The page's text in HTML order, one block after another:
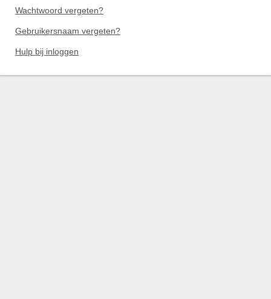
Wachtwoord vergeten?
Gebruikersnaam vergeten?
Hulp bij inloggen